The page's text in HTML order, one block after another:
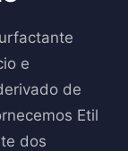
e
de
Etil
dos